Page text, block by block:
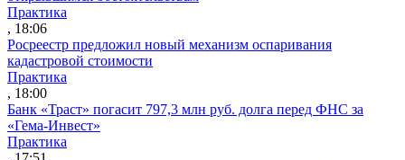
Практика
, 18:06
Росреестр предложил новый механизм оспаривания
кадастровой стоимости
Практика
, 18:00
Банк «Траст» погасит 797,3 млн руб. долга перед ФНС за
«Гема-Инвест»
Практика